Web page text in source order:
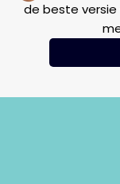
de beste versie